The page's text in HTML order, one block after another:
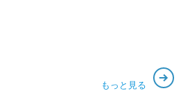
もっと見る